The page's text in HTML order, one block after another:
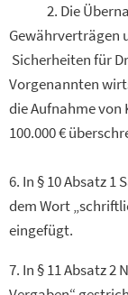
2. Die
Sicherheiten für
Vorgenannten
die Aufnahme von
100.000 €
6. In § 10 Absatz 1
dem Wort
eingefügt.
7. In § 11 Absatz 2